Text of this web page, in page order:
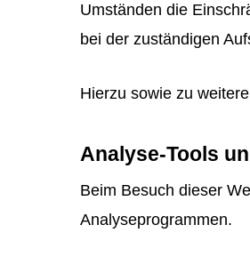
Umständen die
bei der zuständigen
Hierzu sowie zu
Analyse-Tools
Beim Besuch dieser
Analyseprogrammen.